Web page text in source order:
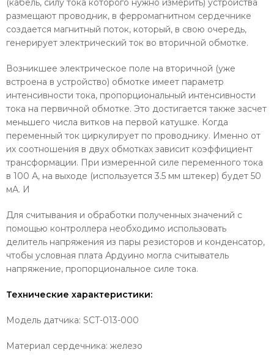
(кабель, силу тока которого нужно измерить) устройства
размещают проводник, в ферромагнитном сердечнике
создается магнитный поток, который, в свою очередь,
генерирует электрический ток во вторичной обмотке.
Возникшее электрическое поле на вторичной (уже
встроена в устройство) обмотке имеет параметр
интенсивности тока, пропорциональный интенсивности
тока на первичной обмотке. Это достигается также засчет
меньшего числа витков на первой катушке. Когда
переменный ток циркулирует по проводнику. Именно от
их соотношения в двух обмотках зависит коэффициент
трансформации. При измеренной силе переменного тока
в 100 А, на выходе (используется 3.5 мм штекер) будет 50
мА. И
Для считывания и обработки полученных значений с
помощью контроллера необходимо использовать
делитель напряжения из пары резисторов и конденсатор,
чтобы условная плата Ардуино могла считыватель
напряжение, пропорциональное силе тока.
Технические характеристики:
Модель датчика: SCT-013-000
Материал сердечника: железо